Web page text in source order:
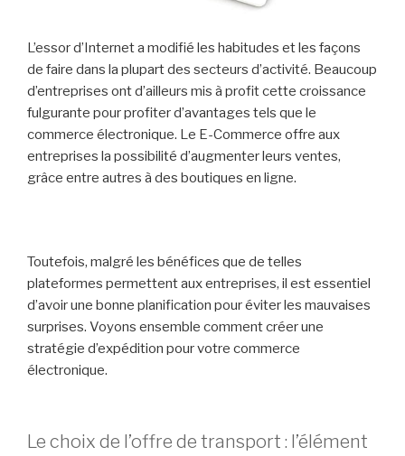
L’essor d’Internet a modifié les habitudes et les façons
de faire dans la plupart des secteurs d’activité. Beaucoup
d’entreprises ont d’ailleurs mis à profit cette croissance
fulgurante pour profiter d’avantages tels que le
commerce électronique. Le E-Commerce offre aux
entreprises la possibilité d’augmenter leurs ventes,
grâce entre autres à des boutiques en ligne.
Toutefois, malgré les bénéfices que de telles
plateformes permettent aux entreprises, il est essentiel
d’avoir une bonne planification pour éviter les mauvaises
surprises. Voyons ensemble comment créer une
stratégie d’expédition pour votre commerce
électronique.
Le choix de l’offre de transport : l’élément